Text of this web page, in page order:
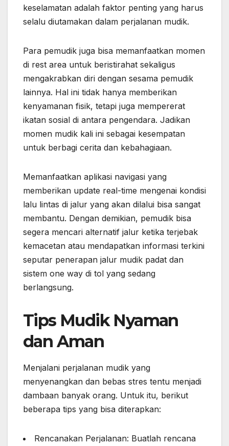
keselamatan adalah faktor penting yang harus
selalu diutamakan dalam perjalanan mudik.
Para pemudik juga bisa memanfaatkan momen
di rest area untuk beristirahat sekaligus
mengakrabkan diri dengan sesama pemudik
lainnya. Hal ini tidak hanya memberikan
kenyamanan fisik, tetapi juga mempererat
ikatan sosial di antara pengendara. Jadikan
momen mudik kali ini sebagai kesempatan
untuk berbagi cerita dan kebahagiaan.
Memanfaatkan aplikasi navigasi yang
memberikan update real-time mengenai kondisi
lalu lintas di jalur yang akan dilalui bisa sangat
membantu. Dengan demikian, pemudik bisa
segera mencari alternatif jalur ketika terjebak
kemacetan atau mendapatkan informasi terkini
seputar penerapan jalur mudik padat dan
sistem one way di tol yang sedang
berlangsung.
Tips Mudik Nyaman
dan Aman
Menjalani perjalanan mudik yang
menyenangkan dan bebas stres tentu menjadi
dambaan banyak orang. Untuk itu, berikut
beberapa tips yang bisa diterapkan:
Rencanakan Perjalanan: Buatlah rencana